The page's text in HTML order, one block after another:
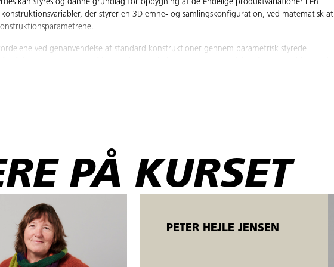
kan styres og danne grundlag for opbygning af de endelige produktvariationer i en
der styrer en 3D emne- og samlingskonfiguration, ved matematisk at
ved genanvendelse af standard konstruktioner gennem parametrisk styrede
optimering af konstruktionsarbejdet ved genanvendelse af parametrisk styrede
og ledige. Åbent værksted betyder, der er mulighed for fleksibel start (opstart mandage).
undervist individuelt.PÅ KURSET
PETER HEJLE JENSEN